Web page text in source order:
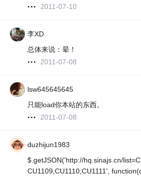
2011-07-10
李XD
总体来说：晕！
2011-07-08
lsw645645645
只能load你本站的东西。
2011-07-08
duzhijun1983
$.getJSON('http://hq.sinajs.cn/
CU1109,CU1110,CU1111',